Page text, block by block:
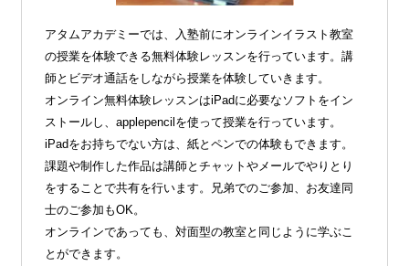
アタムアカデミーでは、入塾前にオンラインイラスト教室
の授業を体験できる無料体験レッスンを行っています。講
師とビデオ通話をしながら授業を体験していきます。
オンライン無料体験レッスンはiPadに必要なソフトをイン
ストールし、applepencilを使って授業を行っています。
iPadをお持ちでない方は、紙とペンでの体験もできます。
課題や制作した作品は講師とチャットやメールでやりとり
をすることで共有を行います。兄弟でのご参加、お友達同
士のご参加もOK。
オンラインであっても、対面型の教室と同じように学ぶこ
とができます。